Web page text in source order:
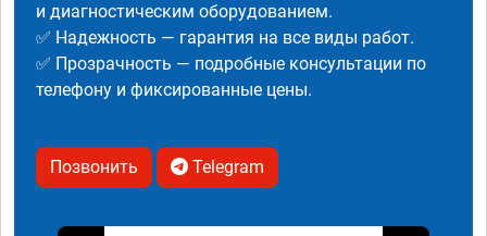
и диагностическим оборудованием.
✅ Надежность — гарантия на все виды работ.
✅ Прозрачность — подробные консультации по
телефону и фиксированные цены.
Позвонить Telegram